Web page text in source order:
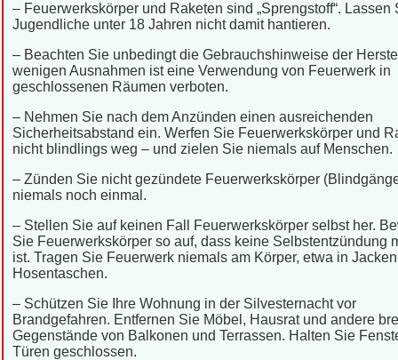
– Feuerwerkskörper und Raketen sind „Sprengstoff“. Lassen
Jugendliche unter 18 Jahren nicht damit hantieren.
– Beachten Sie unbedingt die Gebrauchshinweise der
wenigen Ausnahmen ist eine Verwendung von Feuerwerk in
geschlossenen Räumen verboten.
– Nehmen Sie nach dem Anzünden einen ausreichenden
Sicherheitsabstand ein. Werfen Sie Feuerwerkskörper und
nicht blindlings weg – und zielen Sie niemals auf Menschen.
– Zünden Sie nicht gezündete Feuerwerkskörper
niemals noch einmal.
– Stellen Sie auf keinen Fall Feuerwerkskörper selbst her.
Sie Feuerwerkskörper so auf, dass keine Selbstentzündung
ist. Tragen Sie Feuerwerk niemals am Körper, etwa in
Hosentaschen.
– Schützen Sie Ihre Wohnung in der Silvesternacht vor
Brandgefahren. Entfernen Sie Möbel, Hausrat und andere
Gegenstände von Balkonen und Terrassen. Halten Sie
Türen geschlossen.